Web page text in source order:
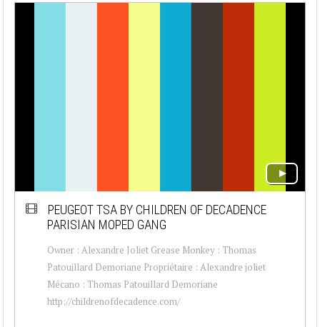
PEUGEOT TSA BY CHILDREN OF DECADENCE
PARISIAN MOPED GANG
Owner : Alexandre Joliet Grease Monkey : Thomas
Patouillard Demoriane Propriétaire : Alexandre joliet
Mécano : Thomas Patouillard Demoriane
http://childrenofdecadence.com/